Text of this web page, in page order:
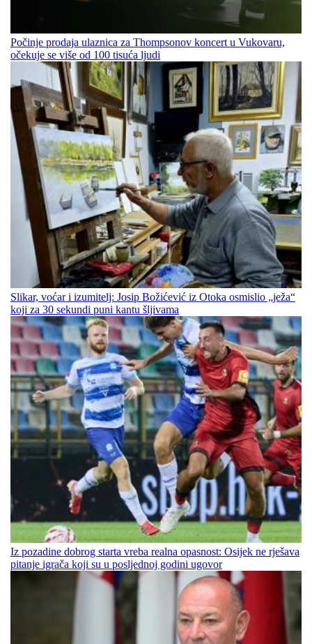
Počinje prodaja ulaznica za Thompsonov koncert u Vukovaru,
očekuje se više od 100 tisuća ljudi
Slikar, voćar i izumitelj: Josip Božićević iz Otoka osmislio „ježa“
koji za 30 sekundi puni kantu šljivama
Iz pozadine dobrog starta vreba realna opasnost: Osijek ne rješava
pitanje igrača koji su u posljednoj godini ugovor